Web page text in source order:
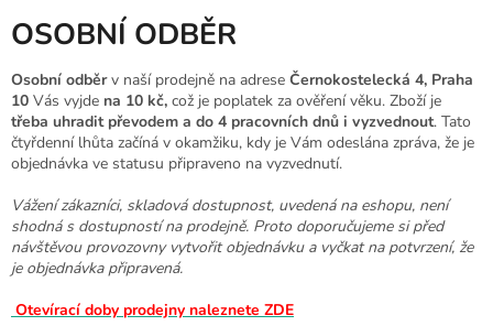
OSOBNÍ ODBĚR
Osobní odběrv naší prodejně na adrese Černokostelecká 4, Praha
10 Vás vyjde na 10 kč, což je poplatek za ověření věku. Zboží je
třeba uhradit převodem a do 4 pracovních dnů i vyzvednout. Tato
čtyřdenní lhůta začíná v okamžiku, kdy je Vám odeslána zpráva, že je
objednávka ve statusu připraveno na vyzvednutí.
Vážení zákazníci, skladová dostupnost, uvedená na eshopu, není
shodná s dostupností na prodejně. Proto doporučujeme si před
návštěvou provozovny vytvořit objednávku a vyčkat na potvrzení, že
je objednávka připravená.
Otevírací doby prodejny naleznete ZDE